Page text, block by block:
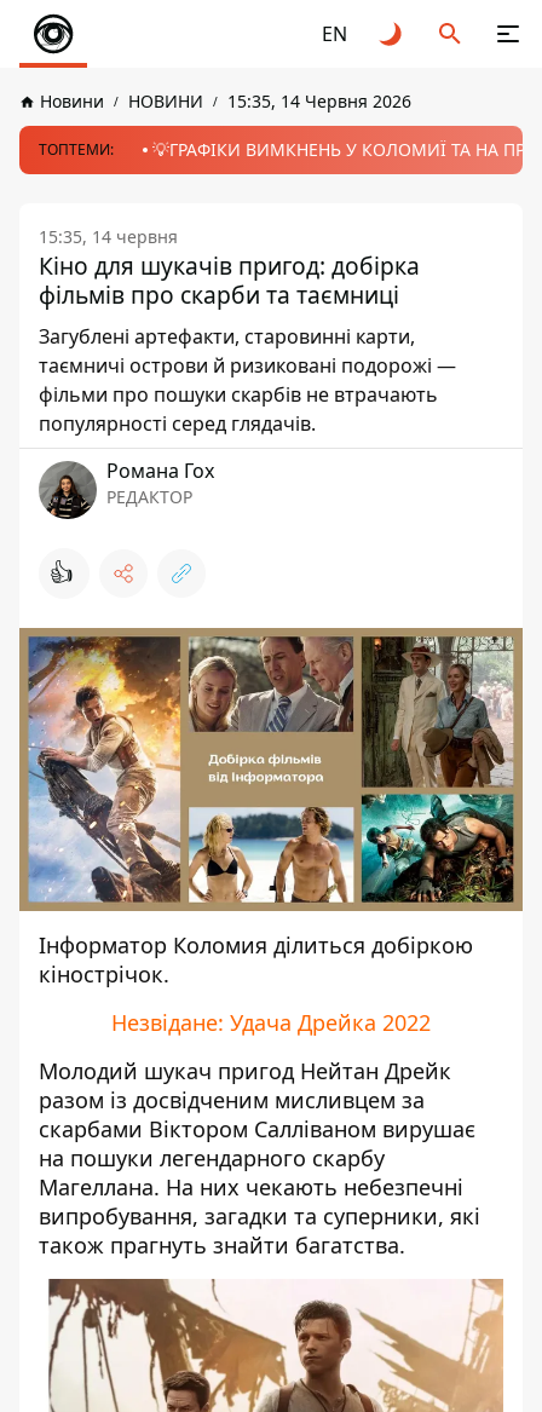
EN
Новини НОВИНИ 15:35, 14 Червня 2026
ТОПТЕМИ: 💡ГРАФІКИ ВИМКНЕНЬ У КОЛОМИЇ ТА НА
15:35, 14 червня
Кіно для шукачів пригод: добірка
фільмів про скарби та таємниці
Загублені артефакти, старовинні карти,
таємничі острови й ризиковані подорожі —
фільми про пошуки скарбів не втрачають
популярності серед глядачів.
Романа Гох
РЕДАКТОР
👍
Інформатор Коломия ділиться добіркою
кінострічок.
Незвідане: Удача Дрейка 2022
Молодий шукач пригод Нейтан Дрейк
разом із досвідченим мисливцем за
скарбами Віктором Салліваном вирушає
на пошуки легендарного скарбу
Магеллана. На них чекають небезпечні
випробування, загадки та суперники, які
також прагнуть знайти багатства.